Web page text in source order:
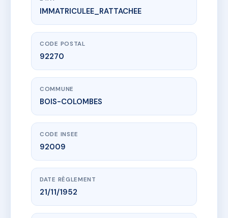
www.vme.plus/AC6661318
SDC AMIRAL COURBET (10 RUE)
10 r de l'amiral courbet
IMMATRICULEE_RATTACHEE
CODE POSTAL
92270
COMMUNE
BOIS-COLOMBES
CODE INSEE
92009
DATE RÈGLEMENT
21/11/1952